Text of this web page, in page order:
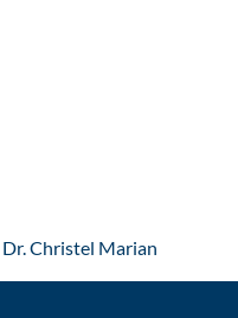
Christel Marian: Per E-